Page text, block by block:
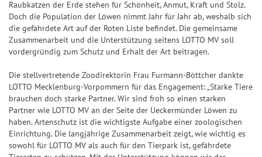
7
7
S
P
E
R
6
G
p
o
t
s
G
e
w
i
n
p
i
e
l
7
S
U
P
E
kp
ot-
Jä
ge
r
n
+6
+7
+9 +10
p
i
e
l
7
S
U
P
E
oje
ktf
ör
de
ru
ng
Natu
r-
und
Um
welt
schu
i
e
g
e
-
C
h
a
n
Ge
wi
nn
za
hle
n
e
r
b
i
a
n
z
G
l
l
e
it
u
g
G
e
w
i
S
p
i
e
a
n
l
e
it
Raubkatzen der Erde stehen für Schönheit, Anmut, Kraft und Stolz.
Doch die Population der Löwen nimmt Jahr für Jahr ab, weshalb sich
die gefährdete Art auf der Roten Liste befindet. Die gemeinsame
Zusammenarbeit und die Unterstützung seitens LOTTO MV soll
vordergründig zum Schutz und Erhalt der Art beitragen.
Die stellvertretende Zoodirektorin Frau Furmann-Böttcher dankte
LOTTO Mecklenburg-Vorpommern für das Engagement: „Starke Tiere
brauchen doch starke Partner. Wir sind froh so einen starken
Partner wie LOTTO MV an der Seite der Ueckermünder Löwen zu
haben. Artenschutz ist die wichtigste Aufgabe einer zoologischen
Einrichtung. Die langjährige Zusammenarbeit zeigt, wie wichtig es
sowohl für LOTTO MV als auch für den Tierpark ist, gefährdete